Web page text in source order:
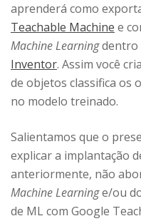
aprenderá como
Teachable Machine e
Machine Learningdentro
Inventor. Assim você
de objetos classifica os
no modelo treinado.
Salientamos que o
explicar a implantação
anteriormente, não
Machine Learninge/ou
de ML com Google